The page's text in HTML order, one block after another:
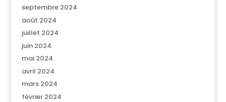
septembre 2024
août 2024
juillet 2024
juin 2024
mai 2024
avril 2024
mars 2024
février 2024